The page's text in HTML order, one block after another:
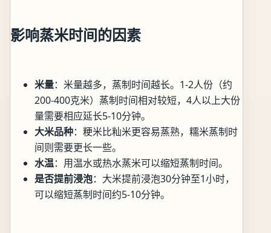
影响蒸米时间的因素
米量：米量越多，蒸制时间越长。1-2人份（约
200-400克米）蒸制时间相对较短，4人以上大份
量需要相应延长5-10分钟。
大米品种：粳米比籼米更容易蒸熟，糯米蒸制时
间则需要更长一些。
水温：用温水或热水蒸米可以缩短蒸制时间。
是否提前浸泡：大米提前浸泡30分钟至1小时，
可以缩短蒸制时间约5-10分钟。